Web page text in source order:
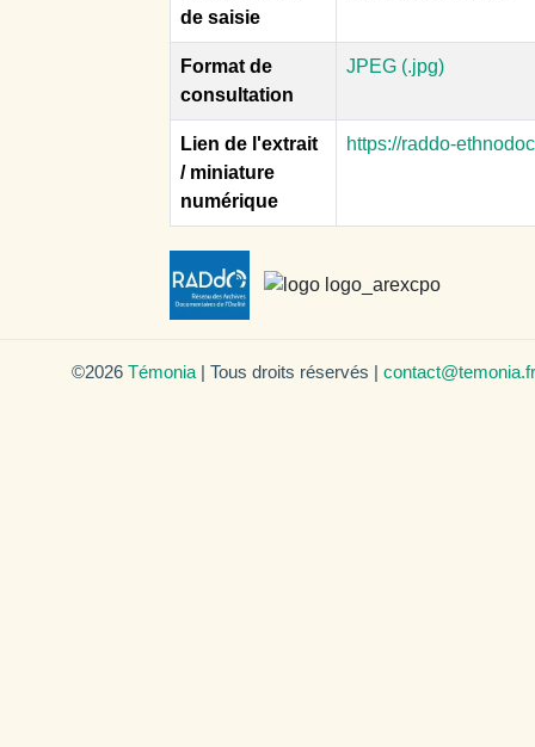
de saisie
Format de
consultation
JPEG (.jpg)
Lien de l'extrait
/ miniature
numérique
https://raddo-
©2026 Témonia | Tous droits réservés | contact@temonia.fr